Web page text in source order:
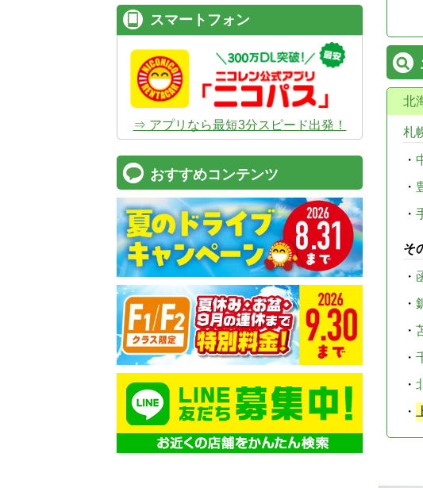
北
札
・
・
・
そ
・
・
・
・
・
・
スマートフォン
⇒ アプリなら最短3分スピード出発！
おすすめコンテンツ